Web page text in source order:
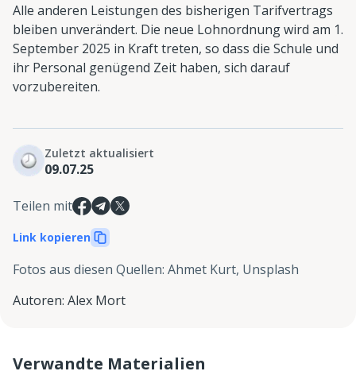
Alle anderen Leistungen des bisherigen Tarifvertrags
bleiben unverändert. Die neue Lohnordnung wird am 1.
September 2025 in Kraft treten, so dass die Schule und
ihr Personal genügend Zeit haben, sich darauf
vorzubereiten.
Zuletzt aktualisiert
09.07.25
Teilen mit
Link kopieren
Fotos aus diesen Quellen: Ahmet Kurt, Unsplash
Autoren: Alex Mort
Verwandte Materialien